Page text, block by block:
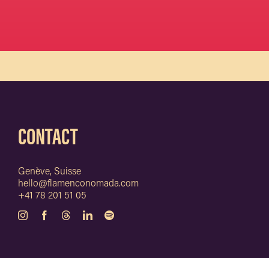
CONTACT
Genève, Suisse
hello@flamenconomada.com
+41 78 201 51 05